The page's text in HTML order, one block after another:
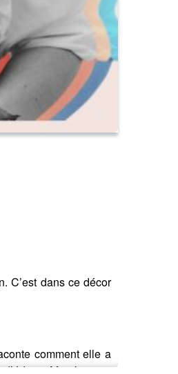
C’est dans ce décor
comment elle a
Marabout en